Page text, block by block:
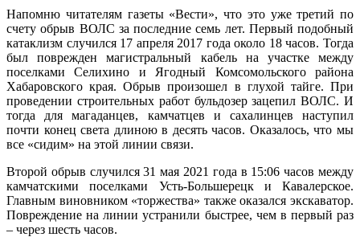
Напомню читателям газеты «Вести», что это уже третий по
счету обрыв ВОЛС за последние семь лет. Первый подобный
катаклизм случился 17 апреля 2017 года около 18 часов. Тогда
был поврежден магистральный кабель на участке между
поселками Селихино и Ягодный Комсомольского района
Хабаровского края. Обрыв произошел в глухой тайге. При
проведении строительных работ бульдозер зацепил ВОЛС. И
тогда для магаданцев, камчатцев и сахалинцев наступил
почти конец света длиною в десять часов. Оказалось, что мы
все «сидим» на этой линии связи.
Второй обрыв случился 31 мая 2021 года в 15:06 часов между
камчатскими поселками Усть-Большерецк и Кавалерское.
Главным виновником «торжества» также оказался экскаватор.
Повреждение на линии устранили быстрее, чем в первый раз
– через шесть часов.